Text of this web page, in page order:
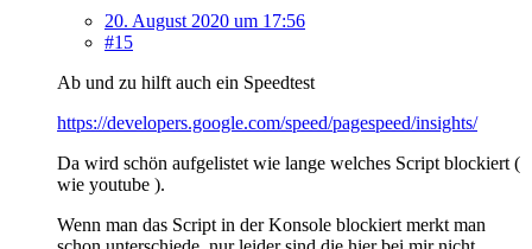
20. August 2020 um 17:56
#15
Ab und zu hilft auch ein Speedtest
https://developers.google.com/speed/pagespeed/insights/
Da wird schön aufgelistet wie lange welches Script blockiert (
wie youtube ).
Wenn man das Script in der Konsole blockiert merkt man